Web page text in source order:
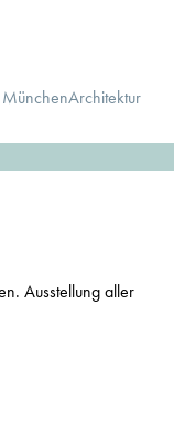
Ausstellung aller